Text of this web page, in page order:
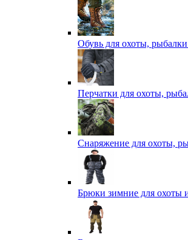
Обувь для охоты,
Перчатки для охоты,
Снаряжение для охоты,
Брюки зимние для охоты